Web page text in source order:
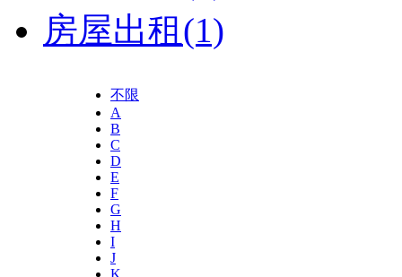
房屋出租(1)
不限
A
B
C
D
E
F
G
H
I
J
K